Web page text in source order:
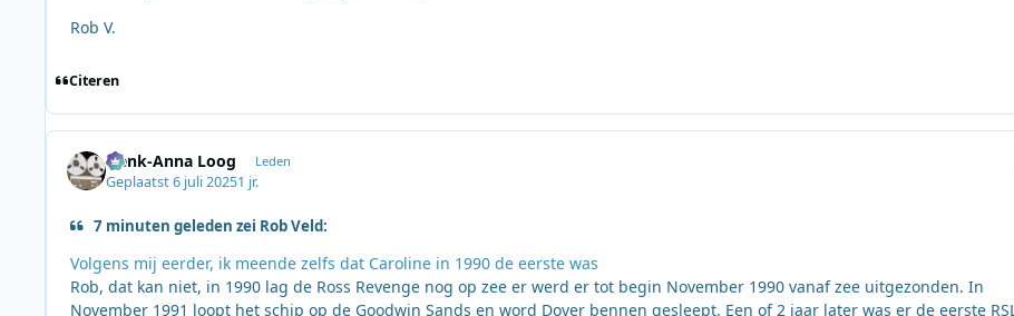
Rob V.
Citeren
Henk-Anna Loog Leden
Geplaatst6 juli 20251 jr.
7 minuten geleden zei Rob Veld:
Volgens mij eerder, ik meende zelfs dat Caroline in 1990 de eerste was
Rob, dat kan niet, in 1990 lag de Ross Revenge nog op zee er werd er tot begin November 1990 vanaf zee uitgezonden. In
November 1991 loopt het schip op de Goodwin Sands en word Dover bennen gesleept. Een of 2 jaar later was er de eerste